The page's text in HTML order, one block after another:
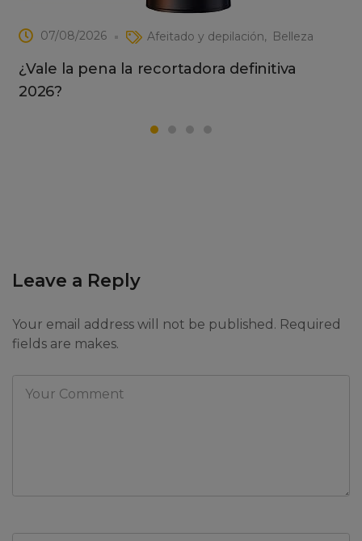
07/08/2026 Afeitado y depilación Belleza
¿Vale la pena la recortadora definitiva
2026?
Leave a Reply
Your email address will not be published. Required
fields are makes.